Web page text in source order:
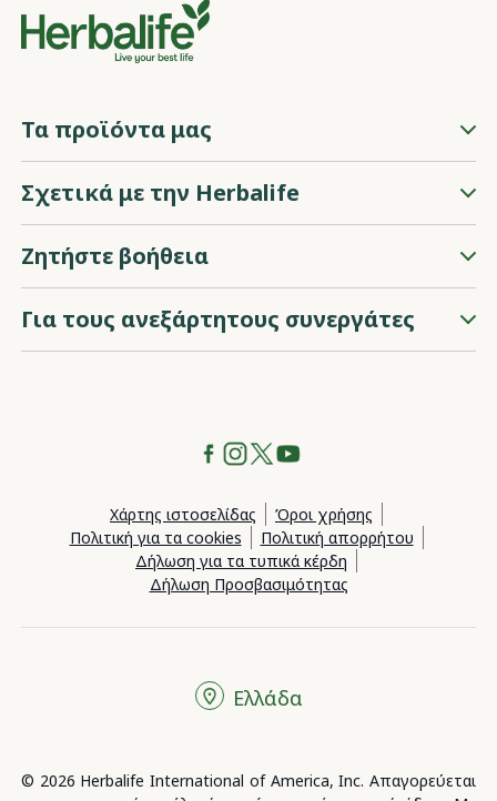
Τα προϊόντα μας
Σχετικά με την Herbalife
Ζητήστε βοήθεια
Για τους ανεξάρτητους συνεργάτες
Χάρτης ιστοσελίδας
Όροι χρήσης
Πολιτική για τα cookies
Πολιτική απορρήτου
Δήλωση για τα τυπικά κέρδη
Δήλωση Προσβασιμότητας
© 2026 Herbalife International of America, Inc. Απαγορεύεται
Ελλάδα